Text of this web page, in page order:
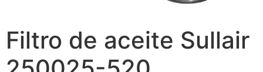
Filtro de aceite Sullair